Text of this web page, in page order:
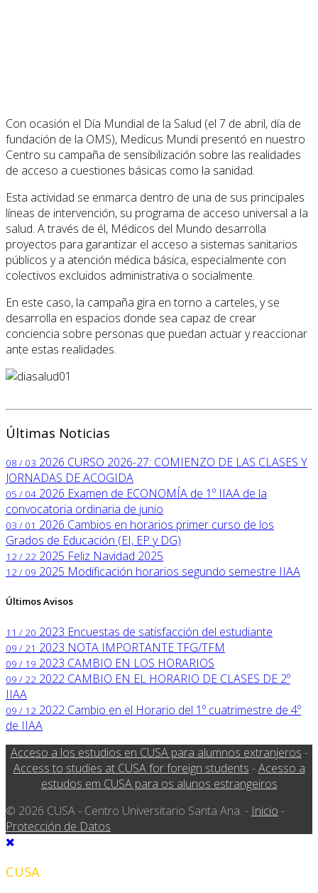
Con ocasión el Día Mundial de la Salud (el 7 de abril, día de
fundación de la OMS), Medicus Mundi presentó en nuestro
Centro su campaña de sensibilización sobre las realidades
de acceso a cuestiones básicas como la sanidad.
Esta actividad se enmarca dentro de una de sus principales
líneas de intervención, su programa de acceso universal a la
salud. A través de él, Médicos del Mundo desarrolla
proyectos para garantizar el acceso a sistemas sanitarios
públicos y a atención médica básica, especialmente con
colectivos excluidos administrativa o socialmente.
En este caso, la campaña gira en torno a carteles, y se
desarrolla en espacios donde sea capaz de crear
conciencia sobre personas que puedan actuar y reaccionar
ante estas realidades.
Últimas Noticias
08 / 03 2026 CURSO 2026-27: COMIENZO DE LAS CLASES Y
JORNADAS DE ACOGIDA
05 / 04 2026 Examen de ECONOMÍA de 1º IIAA de la
convocatoria ordinaria de junio
03 / 01 2026 Cambios en horarios primer curso de los
Grados de Educación (EI, EP y DG)
12 / 22 2025 Feliz Navidad 2025
12 / 09 2025 Modificación horarios segundo semestre IIAA
Últimos Avisos
11 / 20 2023 Encuestas de satisfacción del estudiante
09 / 21 2023 NOTA IMPORTANTE TFG/TFM
09 / 19 2023 CAMBIO EN LOS HORARIOS
09 / 22 2022 CAMBIO EN EL HORARIO DE CLASES DE 2º
IIAA
09 / 12 2022 Cambio en el Horario del 1º cuatrimestre de 4º
de IIAA
Acceso a los estudios en CUSA para alumnos extranjeros -
Access to studies at CUSA for foreign students -Acesso a
estudos em CUSA para os alunos estrangeiros
© 2026 CUSA - Centro Universitario Santa Ana. - Inicio -
Protección de Datos
CUSA